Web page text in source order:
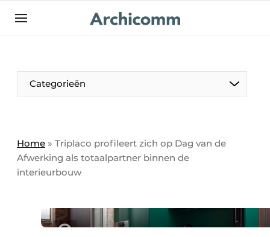
NL be-FR
Categorieën
Home » Triplaco profileert zich op Dag van de
Afwerking als totaalpartner binnen de
interieurbouw